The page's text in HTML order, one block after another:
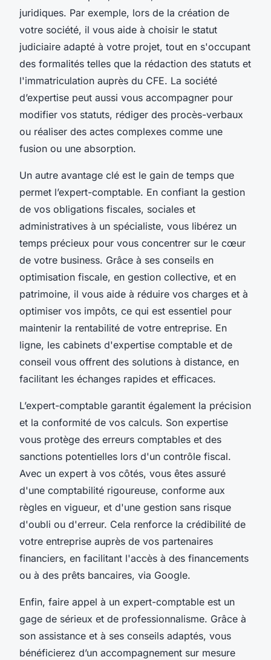
juridiques. Par exemple, lors de la création de
votre société, il vous aide à choisir le statut
judiciaire adapté à votre projet, tout en s'occupant
des formalités telles que la rédaction des statuts et
l'immatriculation auprès du CFE. La société
d’expertise peut aussi vous accompagner pour
modifier vos statuts, rédiger des procès-verbaux
ou réaliser des actes complexes comme une
fusion ou une absorption.
Un autre avantage clé est le gain de temps que
permet l’expert-comptable. En confiant la gestion
de vos obligations fiscales, sociales et
administratives à un spécialiste, vous libérez un
temps précieux pour vous concentrer sur le cœur
de votre business. Grâce à ses conseils en
optimisation fiscale, en gestion collective, et en
patrimoine, il vous aide à réduire vos charges et à
optimiser vos impôts, ce qui est essentiel pour
maintenir la rentabilité de votre entreprise. En
ligne, les cabinets d'expertise comptable et de
conseil vous offrent des solutions à distance, en
facilitant les échanges rapides et efficaces.
L’expert-comptable garantit également la précision
et la conformité de vos calculs. Son expertise
vous protège des erreurs comptables et des
sanctions potentielles lors d'un contrôle fiscal.
Avec un expert à vos côtés, vous êtes assuré
d'une comptabilité rigoureuse, conforme aux
règles en vigueur, et d'une gestion sans risque
d'oubli ou d'erreur. Cela renforce la crédibilité de
votre entreprise auprès de vos partenaires
financiers, en facilitant l'accès à des financements
ou à des prêts bancaires, via Google.
Enfin, faire appel à un expert-comptable est un
gage de sérieux et de professionnalisme. Grâce à
son assistance et à ses conseils adaptés, vous
bénéficierez d’un accompagnement sur mesure